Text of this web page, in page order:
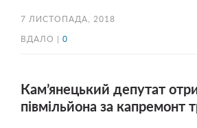
7 ЛИСТОПАДА, 2018
ВДАЛО | 0
Кам’янецький депутат
півмільйона за капремонт